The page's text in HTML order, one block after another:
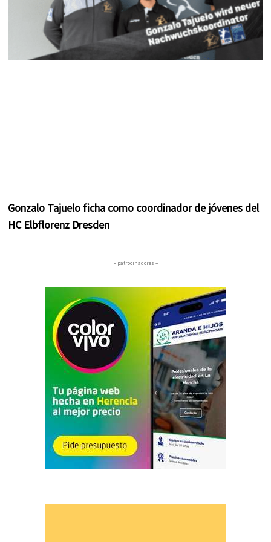
Gonzalo Tajuelo ficha como coordinador de jóvenes del
HC Elbflorenz Dresden
– patrocinadores –